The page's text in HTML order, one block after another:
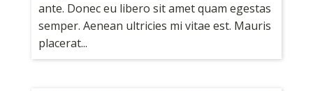
ante. Donec eu libero sit amet quam egestas
semper. Aenean ultricies mi vitae est. Mauris
placerat...